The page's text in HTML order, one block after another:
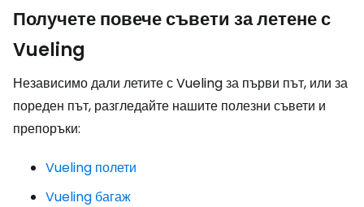
Получете повече съвети за летене с
Vueling
Независимо дали летите с Vueling за първи път, или за
пореден път, разгледайте нашите полезни съвети и
препоръки:
Vueling полети
Vueling багаж